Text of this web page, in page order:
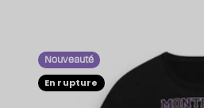
Nouveauté
En rupture